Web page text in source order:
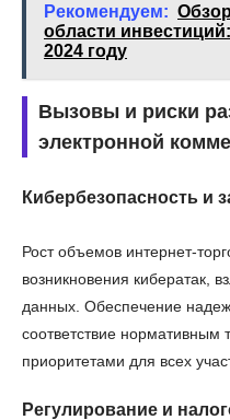
Рекомендуем:
области
2024 году
Вызовы и риски
электронной
Кибербезопасность и
Рост объемов интернет-
возникновения кибератак,
данных. Обеспечение
соответствие нормативным
приоритетами для всех
Регулирование и